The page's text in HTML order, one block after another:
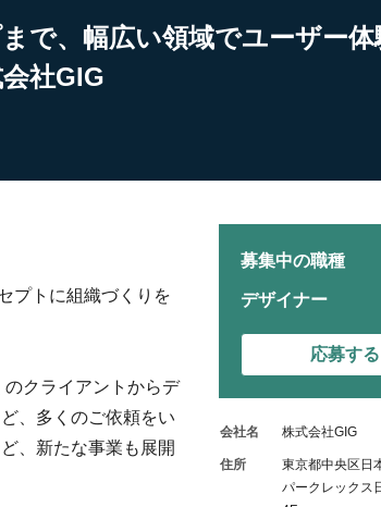
で、幅広い領域でユーザー体
社GIG
プトに組織づくりを
クライアントからデ
、多くのご依頼をい
、新たな事業も展開
募集中の職種
デザイナー
応募する
会社名 株式会社GIG
住所
東京都中央区日
パークレックス